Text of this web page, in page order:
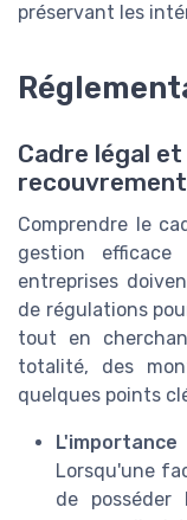
préservant les
Cadre légal
recouvrement
Comprendre le
gestion efficace
entreprises
de régulations
tout en
totalité, des
quelques points
Lorsqu'une
de posséder